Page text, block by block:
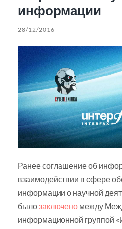
информации
28/12/2016
Ранее соглашение об
взаимодействии в сфере
информации о научной
былозаключеномежду
информационной группой